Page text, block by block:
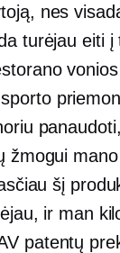
nes
turėjau eiti į
žmogui mano
šį
ir man
patentų